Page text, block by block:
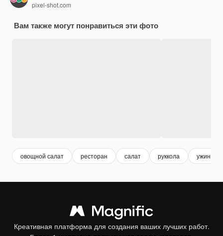
pixel-shot.com
Вам также могут понравиться эти фото
овощной салат ресторан салат руккола ужин
Креативная платформа для создания ваших лучших работ.